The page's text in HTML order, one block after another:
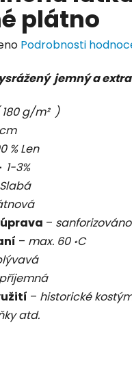
plátno
Podrobnosti
jemný a
180 g/m² )
% Len
1-3%
Slabá
–
– max. 60 ॰C
příjemná
– historické
atd.